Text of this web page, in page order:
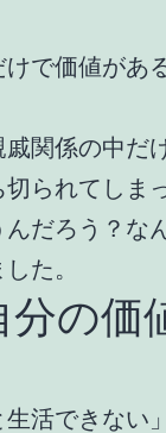
けで価値があ
関係の中だ
られてしま
んだろう？な
た。
分の価
生活できない